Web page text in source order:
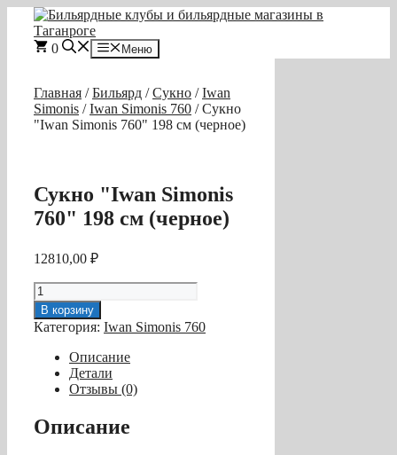
Перейти
содержимому
0 Меню
Главная /Бильярд /Сукно /Iwan
Simonis /Iwan Simonis 760 / Сукно
"Iwan Simonis 760" 198 см (черное)
Сукно "Iwan Simonis
760" 198 см (черное)
12810,00 ₽
Количество
товара
Сукно
"Iwan
Simonis
760"
(черное)
В корзину
Категория: Iwan Simonis 760
Описание
Детали
Отзывы (0)
Описание